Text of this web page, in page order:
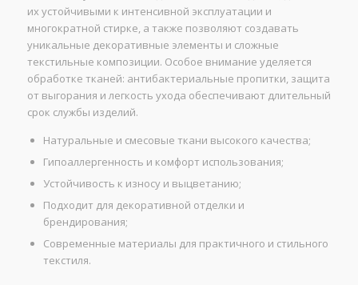
их устойчивыми к интенсивной эксплуатации и
многократной стирке, а также позволяют создавать
уникальные декоративные элементы и сложные
текстильные композиции. Особое внимание уделяется
обработке тканей: антибактериальные пропитки, защита
от выгорания и легкость ухода обеспечивают длительный
срок службы изделий.
Натуральные и смесовые ткани высокого качества;
Гипоаллергенность и комфорт использования;
Устойчивость к износу и выцветанию;
Подходит для декоративной отделки и
брендирования;
Современные материалы для практичного и стильного
текстиля.